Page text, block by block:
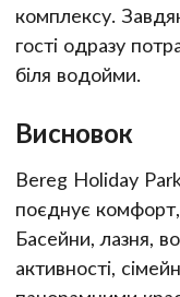
комплексу.
гості одразу
біля водойми.
Висновок
Bereg Holiday
поєднує комфорт,
Басейни, лазня,
активності,